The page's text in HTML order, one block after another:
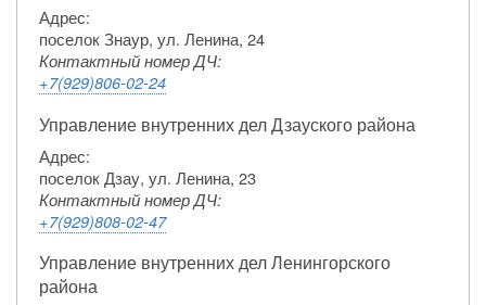
Адрес:
поселок Знаур, ул. Ленина, 24
Контактный номер ДЧ:
+7(929)806-02-24
Управление внутренних дел Дзауского района
Адрес:
поселок Дзау, ул. Ленина, 23
Контактный номер ДЧ:
+7(929)808-02-47
Управление внутренних дел Ленингорского
района